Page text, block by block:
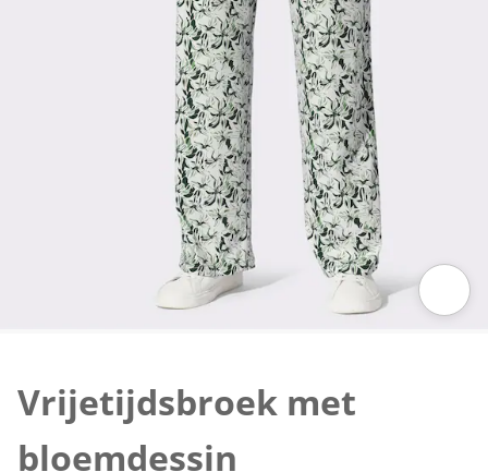
Vrijetijdsbroek met
bloemdessin